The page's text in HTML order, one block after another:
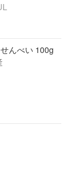
んべい 100g